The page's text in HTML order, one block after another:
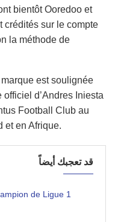
bientôt Ooredoo et
crédités sur le compte
la méthode de
est soulignée
officiel d’Andres Iniesta
Football Club au
et en Afrique.
قد تعجبك أيضاً
de Ligue 1